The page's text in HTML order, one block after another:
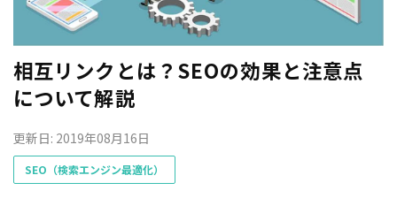
相互リンクとは？SEOの効果と注意点
について解説
更新日: 2019年08月16日
SEO（検索エンジン最適化）